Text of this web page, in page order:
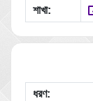
শাখা:
ধরণ: